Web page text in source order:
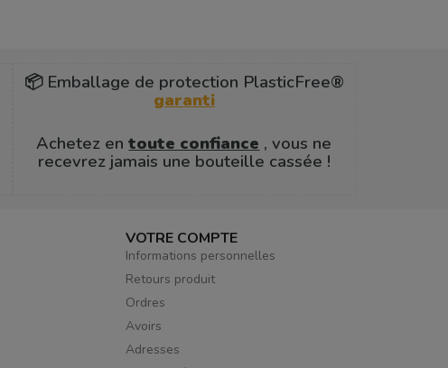
📦 Emballage de protection PlasticFree®
garanti
Achetez entoute confiance , vous ne
recevrez jamais une bouteille cassée !
VOTRE COMPTE
Informations personnelles
Retours produit
Ordres
Avoirs
Adresses